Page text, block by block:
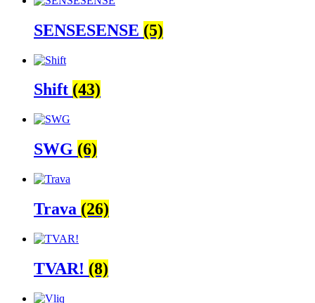
SENSESENSE (5)
Shift (43)
SWG (6)
Trava (26)
TVAR! (8)